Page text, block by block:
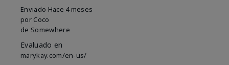
Enviado Hace 4 meses
por Coco
de Somewhere
Evaluado en
marykay.com/en-us/